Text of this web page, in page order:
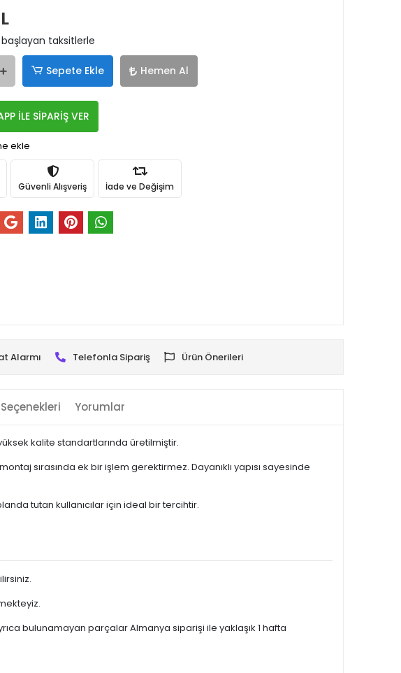
başlayan taksitlerle
Sepete Ekle Hemen Al
İLE SİPARİŞ VER
ekle
Güvenli Alışveriş İade ve Değişim
Alarmı Telefonla Sipariş Ürün Önerileri
Yorumlar
kalite standartlarında üretilmiştir.
sırasında ek bir işlem gerektirmez. Dayanıklı yapısı sayesinde
tutan kullanıcılar için ideal bir tercihtir.
bulunamayan parçalar Almanya siparişi ile yaklaşık 1 hafta